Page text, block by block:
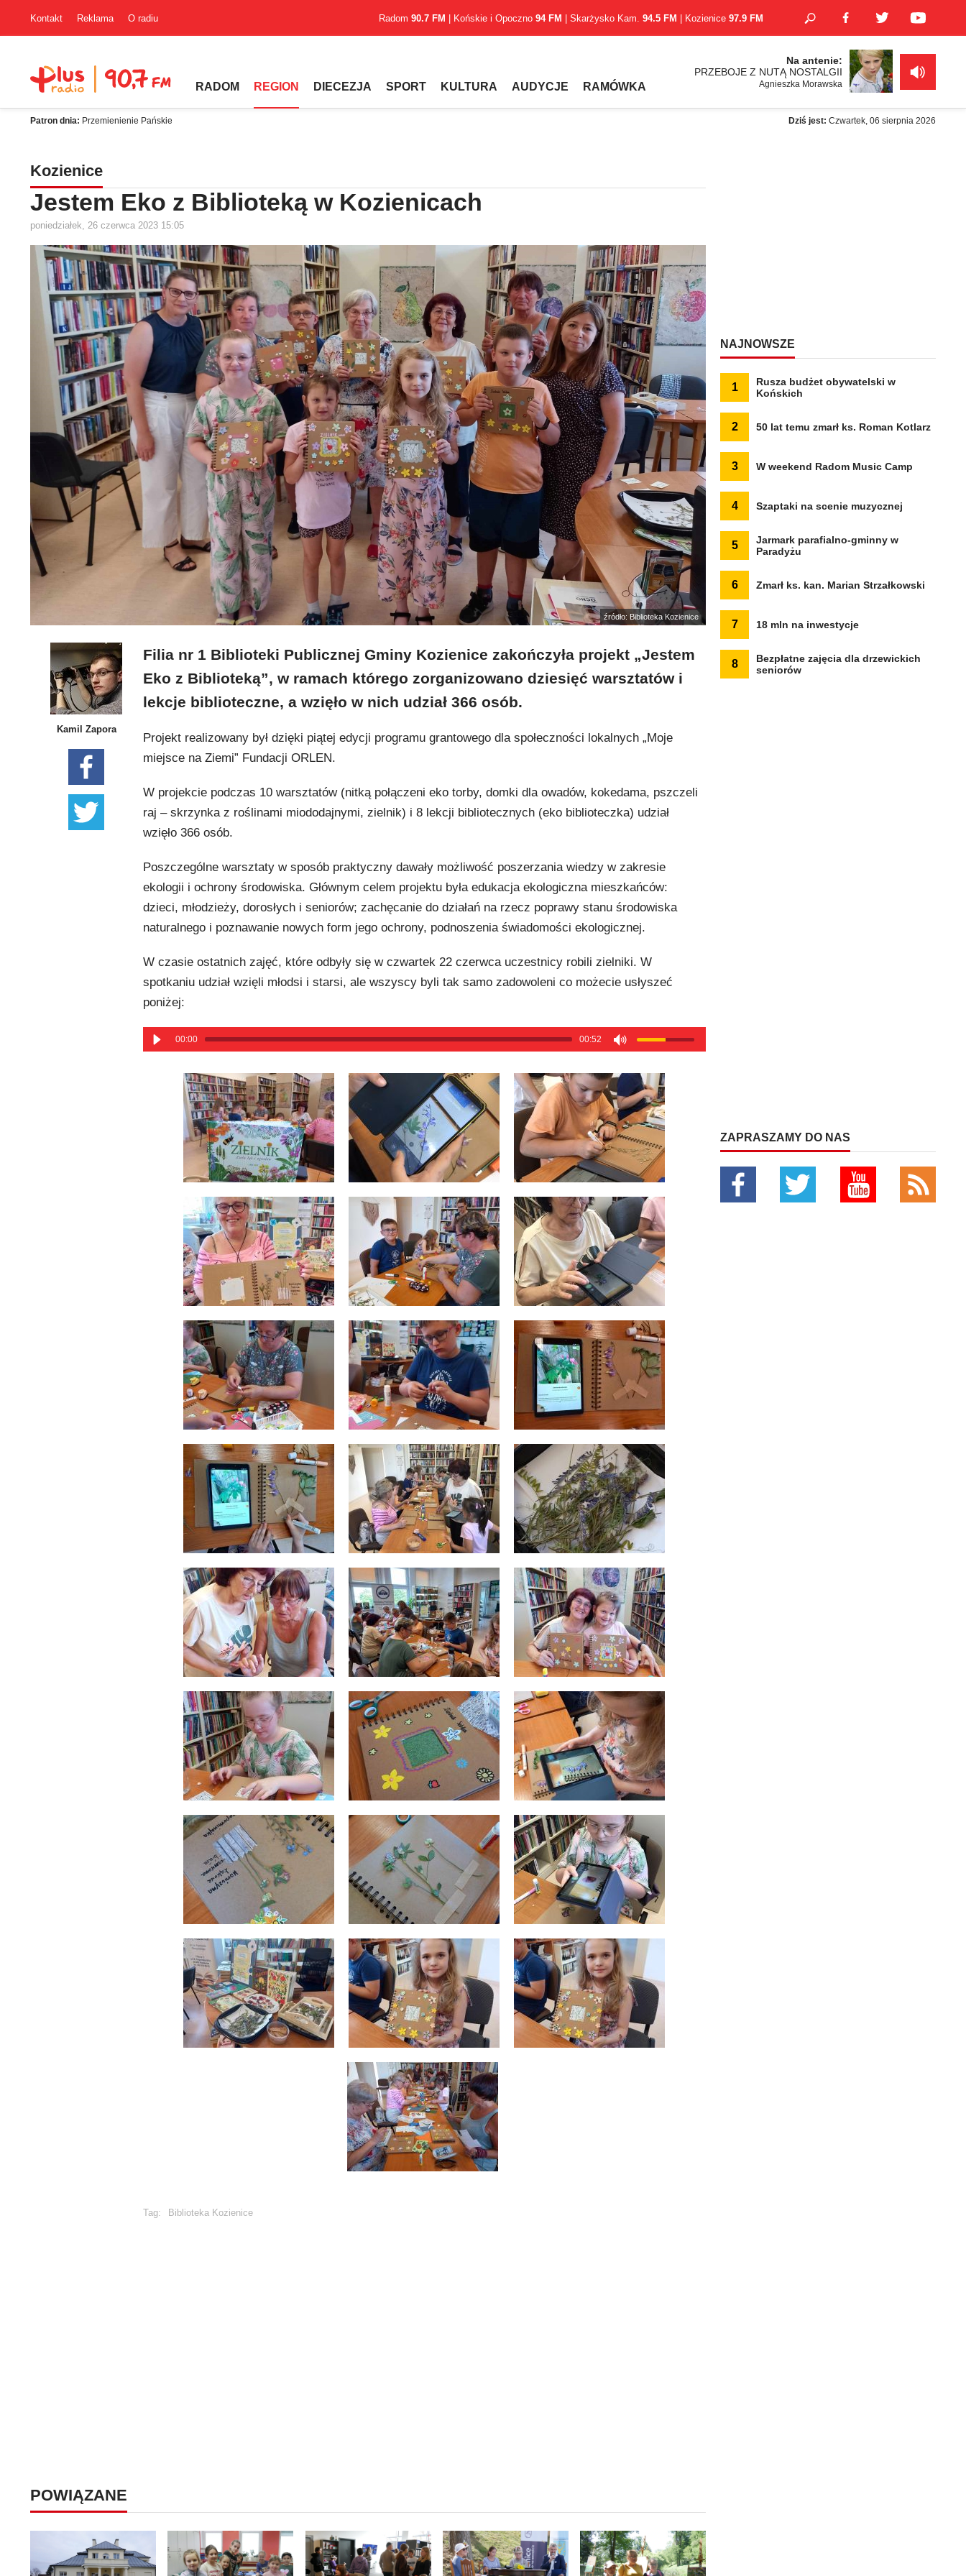
Kontakt Reklama O radiu Radom 90.7 FM | Końskie i Opoczno 94 FM | Skarżysko Kam. 94.5 FM | Kozienice 97.9 FM
RADOM REGION DIECEZJA SPORT KULTURA AUDYCJE RAMÓWKA
Na antenie:
PRZEBOJE Z NUTĄ NOSTALGII
Agnieszka Morawska
Patron dnia: Przemienienie Pańskie Dziś jest: Czwartek, 06 sierpnia 2026
Kozienice
Jestem Eko z Biblioteką w Kozienicach
poniedziałek, 26 czerwca 2023 15:05
źródło: Biblioteka Kozienice
Kamil Zapora
Filia nr 1 Biblioteki Publicznej Gminy Kozienice zakończyła projekt „Jestem
Eko z Biblioteką”, w ramach którego zorganizowano dziesięć warsztatów i
lekcje biblioteczne, a wzięło w nich udział 366 osób.
Projekt realizowany był dzięki piątej edycji programu grantowego dla społeczności lokalnych „Moje
miejsce na Ziemi” Fundacji ORLEN.
W projekcie podczas 10 warsztatów (nitką połączeni eko torby, domki dla owadów, kokedama, pszczeli
raj – skrzynka z roślinami miododajnymi, zielnik) i 8 lekcji bibliotecznych (eko biblioteczka) udział
wzięło 366 osób.
Poszczególne warsztaty w sposób praktyczny dawały możliwość poszerzania wiedzy w zakresie
ekologii i ochrony środowiska. Głównym celem projektu była edukacja ekologiczna mieszkańców:
dzieci, młodzieży, dorosłych i seniorów; zachęcanie do działań na rzecz poprawy stanu środowiska
naturalnego i poznawanie nowych form jego ochrony, podnoszenia świadomości ekologicznej.
W czasie ostatnich zajęć, które odbyły się w czwartek 22 czerwca uczestnicy robili zielniki. W
spotkaniu udział wzięli młodsi i starsi, ale wszyscy byli tak samo zadowoleni co możecie usłyszeć
poniżej:
00:00 00:52
Tag: Biblioteka Kozienice
POWIĄZANE
NAJNOWSZE
1
Rusza budżet obywatelski w
Końskich
2 50 lat temu zmarł ks. Roman Kotlarz
3 W weekend Radom Music Camp
4 Szaptaki na scenie muzycznej
5
Jarmark parafialno-gminny w
Paradyżu
6 Zmarł ks. kan. Marian Strzałkowski
7 18 mln na inwestycje
8
Bezpłatne zajęcia dla drzewickich
seniorów
ZAPRASZAMY DO NAS